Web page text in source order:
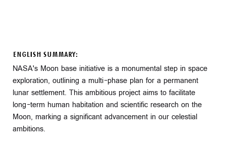
ENGLISH SUMMARY:
NASA's Moon base initiative is a monumental step in space
exploration, outlining a multi-phase plan for a permanent
lunar settlement. This ambitious project aims to facilitate
long-term human habitation and scientific research on the
Moon, marking a significant advancement in our celestial
ambitions.